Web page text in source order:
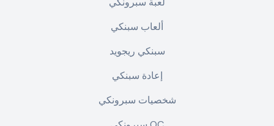
ألعاب سبنكي
سبنكي ريجويد
إعادة سبنكي
شخصيات سبرونكي